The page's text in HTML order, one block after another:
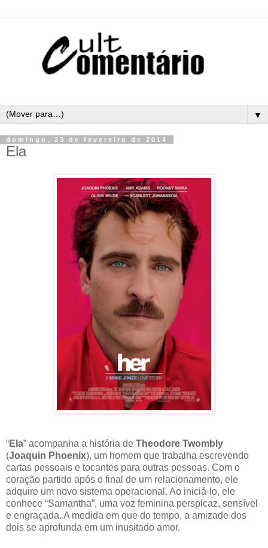
▼
domingo, 23 de fevereiro de 2014
Ela
“Ela” acompanha a história de Theodore Twombly
(Joaquin Phoenix), um homem que trabalha escrevendo
cartas pessoais e tocantes para outras pessoas. Com o
coração partido após o final de um relacionamento, ele
adquire um novo sistema operacional. Ao iniciá-lo, ele
conhece “Samantha”, uma voz feminina perspicaz, sensível
e engraçada. A medida em que do tempo, a amizade dos
dois se aprofunda em um inusitado amor.